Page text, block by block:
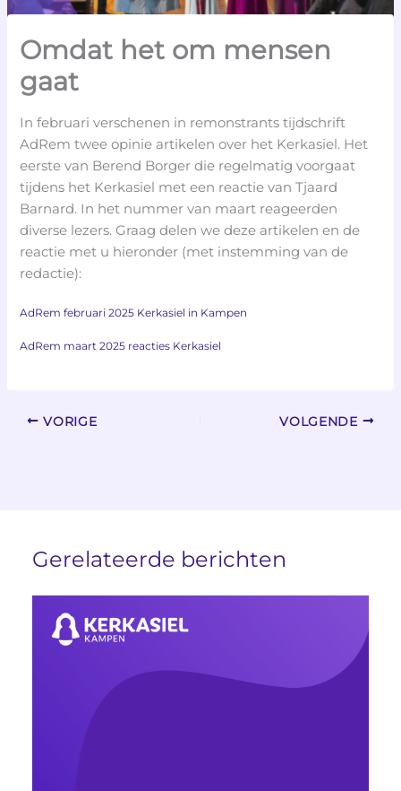
Omdat het om mensen
gaat
In februari verschenen in remonstrants tijdschrift
AdRem twee opinie artikelen over het Kerkasiel. Het
eerste van Berend Borger die regelmatig voorgaat
tijdens het Kerkasiel met een reactie van Tjaard
Barnard. In het nummer van maart reageerden
diverse lezers. Graag delen we deze artikelen en de
reactie met u hieronder (met instemming van de
redactie):
AdRem februari 2025 Kerkasiel in Kampen
AdRem maart 2025 reacties Kerkasiel
VORIGE VOLGENDE
Gerelateerde berichten